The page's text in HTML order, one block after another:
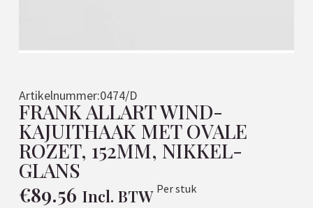
Artikelnummer:0474/D
FRANK ALLART WIND-
KAJUITHAAK MET OVALE
ROZET, 152MM, NIKKEL-
GLANS
€89.56 Incl. BTW Per stuk